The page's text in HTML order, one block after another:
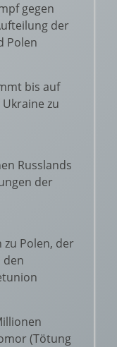
gegen
der
Polen
bis auf
zu
Russlands
der
Polen, der
den
(Tötung